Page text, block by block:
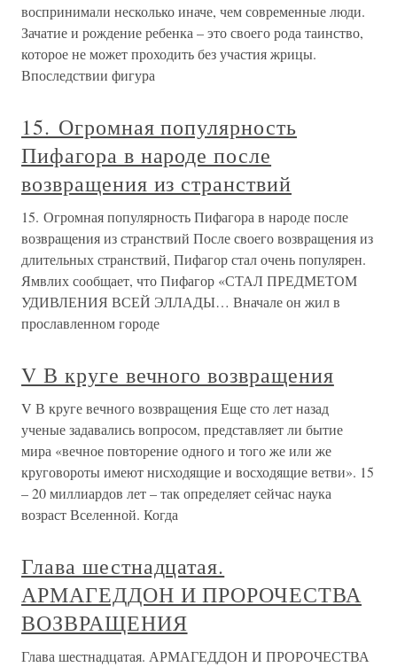
воспринимали несколько иначе, чем современные люди.
Зачатие и рождение ребенка – это своего рода таинство,
которое не может проходить без участия жрицы.
Впоследствии фигура
15. Огромная популярность
Пифагора в народе после
возвращения из странствий
15. Огромная популярность Пифагора в народе после
возвращения из странствий После своего возвращения из
длительных странствий, Пифагор стал очень популярен.
Ямвлих сообщает, что Пифагор «СТАЛ ПРЕДМЕТОМ
УДИВЛЕНИЯ ВСЕЙ ЭЛЛАДЫ… Вначале он жил в
прославленном городе
V В круге вечного возвращения
V В круге вечного возвращения Еще сто лет назад
ученые задавались вопросом, представляет ли бытие
мира «вечное повторение одного и того же или же
круговороты имеют нисходящие и восходящие ветви». 15
– 20 миллиардов лет – так определяет сейчас наука
возраст Вселенной. Когда
Глава шестнадцатая.
АРМАГЕДДОН И ПРОРОЧЕСТВА
ВОЗВРАЩЕНИЯ
Глава шестнадцатая. АРМАГЕДДОН И ПРОРОЧЕСТВА